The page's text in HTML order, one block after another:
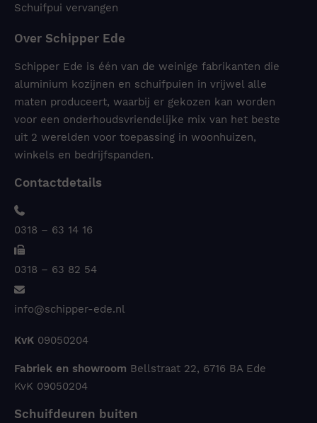
Schuifpui vervangen
Over Schipper Ede
Schipper Ede is één van de weinige fabrikanten die
aluminium kozijnen en schuifpuien in vrijwel alle
maten produceert, waarbij er gekozen kan worden
voor een onderhoudsvriendelijke mix van het beste
uit 2 werelden voor toepassing in woonhuizen,
winkels en bedrijfspanden.
Contactdetails
0318 – 63 14 16
0318 – 63 82 54
info@schipper-ede.nl
KvK 09050204
Fabriek en showroom Bellstraat 22, 6716 BA Ede
KvK 09050204
Schuifdeuren buiten